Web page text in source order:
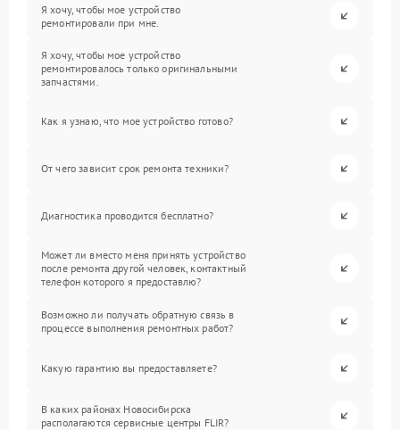
Я хочу, чтобы мое устройство
ремонтировали при мне.
Я хочу, чтобы мое устройство
ремонтировалось только оригинальными
запчастями.
Как я узнаю, что мое устройство готово?
От чего зависит срок ремонта техники?
Диагностика проводится бесплатно?
Может ли вместо меня принять устройство
после ремонта другой человек, контактный
телефон которого я предоставлю?
Возможно ли получать обратную связь в
процессе выполнения ремонтных работ?
Какую гарантию вы предоставляете?
В каких районах Новосибирска
располагаются сервисные центры FLIR?